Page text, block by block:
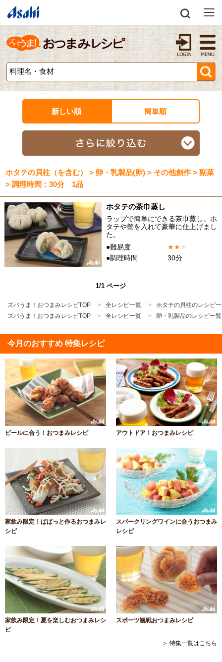
新しい順 簡単順
ホタテの貝柱（を含む） > 卵・乳製品(卵) > その他創作 > 副菜
> 調理時間：30分 1品
ホタテの茶巾蒸し
ラップで簡単にできる茶巾蒸し。ホ
タテや蟹を入れて豪華に仕上げまし
た。
●難易度
★★★
●調理時間
30分
1/1 ページ
ズバうま！おつまみレシピTOP 全レシピ一覧
ホタテの貝柱のレシピ
ズバうま！おつまみレシピTOP
全レシピ一覧 卵・乳製品のレシピ一覧
今月のおすすめ 特集レシピ
ビールに合う！おつまみレシピ アウトドア！おつまみレシピ
家飲み限定！ぱぱっと作るおつまみレ
シピ
スパークリングワインに合うおつまみ
レシピ
家飲み限定！夏を楽しむおつまみレシ
ピ
スポーツ観戦おつまみレシピ
＞ 特集一覧はこちら